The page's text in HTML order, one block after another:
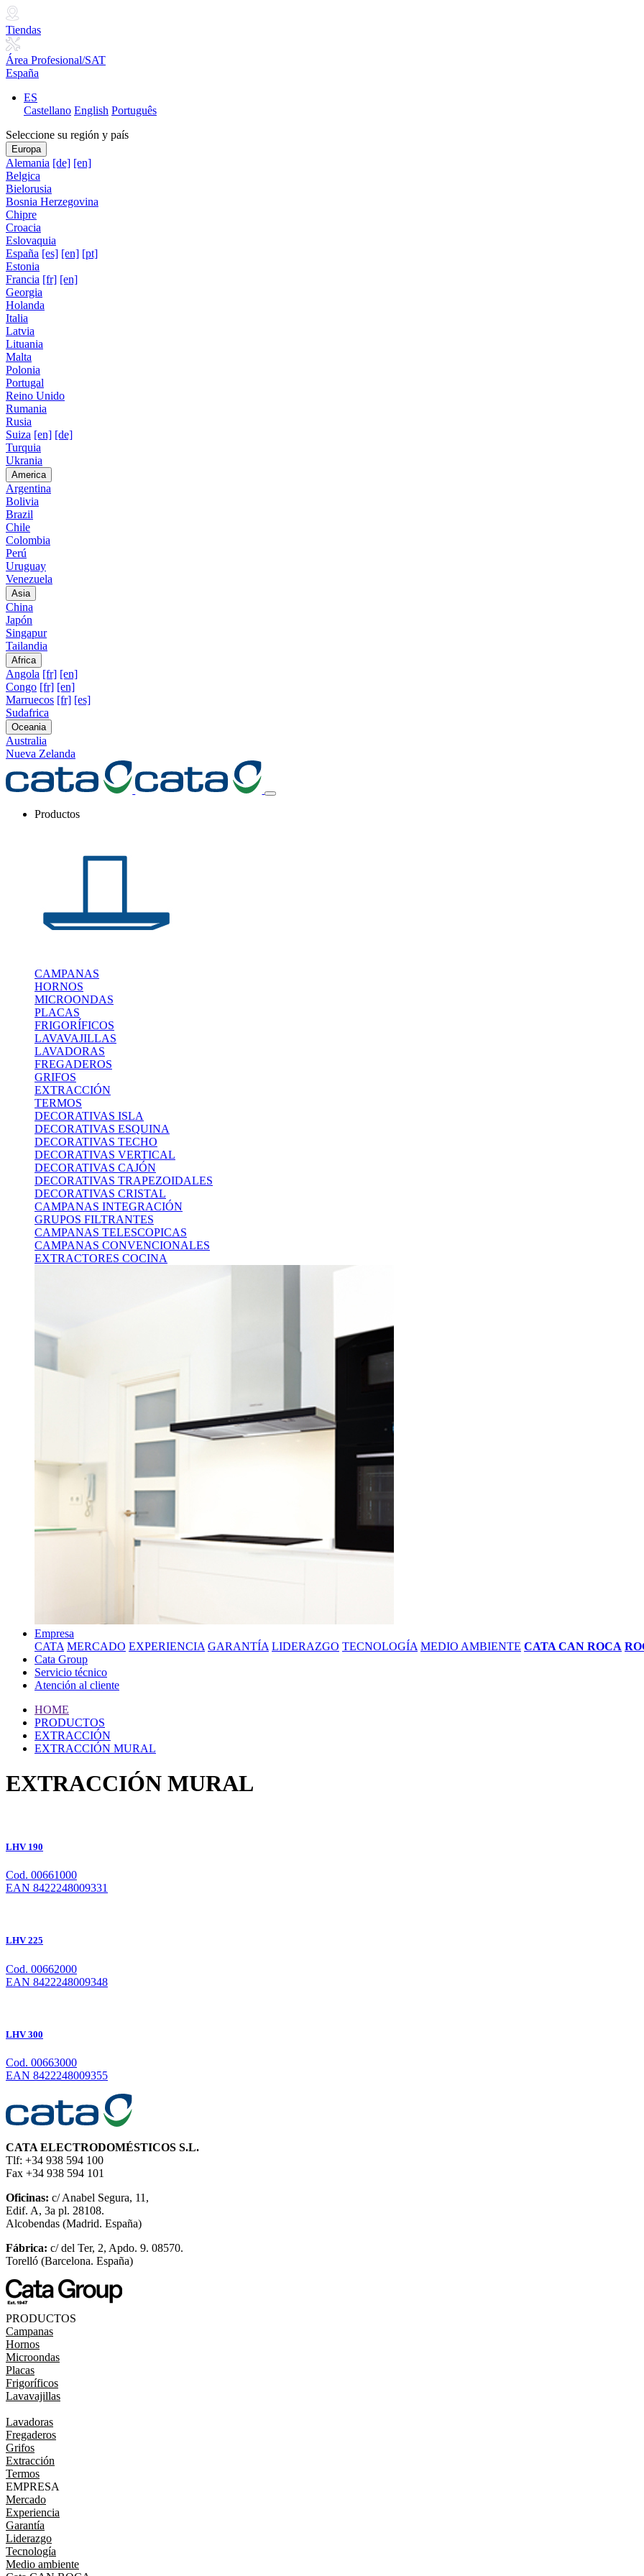
Tiendas
Área Profesional/SAT
España
ES
Castellano English Português
Seleccione su región y país
Europa
Alemania [de] [en]
Belgica
Bielorusia
Bosnia Herzegovina
Chipre
Croacia
Eslovaquia
España [es] [en] [pt]
Estonia
Francia [fr] [en]
Georgia
Holanda
Italia
Latvia
Lituania
Malta
Polonia
Portugal
Reino Unido
Rumania
Rusia
Suiza [en] [de]
Turquia
Ukrania
America
Argentina
Bolivia
Brazil
Chile
Colombia
Perú
Uruguay
Venezuela
Asia
China
Japón
Singapur
Tailandia
Africa
Angola [fr] [en]
Congo [fr] [en]
Marruecos [fr] [es]
Sudafrica
Oceania
Australia
Nueva Zelanda
Productos
CAMPANAS
HORNOS
MICROONDAS
PLACAS
FRIGORÍFICOS
LAVAVAJILLAS
LAVADORAS
FREGADEROS
GRIFOS
EXTRACCIÓN
TERMOS
DECORATIVAS ISLA
DECORATIVAS ESQUINA
DECORATIVAS TECHO
DECORATIVAS VERTICAL
DECORATIVAS CAJÓN
DECORATIVAS TRAPEZOIDALES
DECORATIVAS CRISTAL
CAMPANAS INTEGRACIÓN
GRUPOS FILTRANTES
CAMPANAS TELESCOPICAS
CAMPANAS CONVENCIONALES
EXTRACTORES COCINA
Empresa
CATA MERCADO EXPERIENCIA GARANTÍA LIDERAZGO TECNOLOGÍA MEDIO AMBIENTE CATA CAN ROCA
Cata Group
Servicio técnico
Atención al cliente
HOME
PRODUCTOS
EXTRACCIÓN
EXTRACCIÓN MURAL
EXTRACCIÓN MURAL
LHV 190
Cod. 00661000
EAN 8422248009331
LHV 225
Cod. 00662000
EAN 8422248009348
LHV 300
Cod. 00663000
EAN 8422248009355
CATA ELECTRODOMÉSTICOS S.L.
Tlf: +34 938 594 100
Fax +34 938 594 101
Oficinas: c/ Anabel Segura, 11,
Edif. A, 3a pl. 28108.
Alcobendas (Madrid. España)
Fábrica: c/ del Ter, 2, Apdo. 9. 08570.
Torelló (Barcelona. España)
PRODUCTOS
Campanas
Hornos
Microondas
Placas
Frigoríficos
Lavavajillas
Lavadoras
Fregaderos
Grifos
Extracción
Termos
EMPRESA
Mercado
Experiencia
Garantía
Liderazgo
Tecnología
Medio ambiente